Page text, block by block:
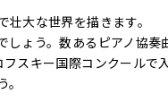
大な世界を描きます。
ょう。数あるピアノ協奏
スキー国際コンクールで